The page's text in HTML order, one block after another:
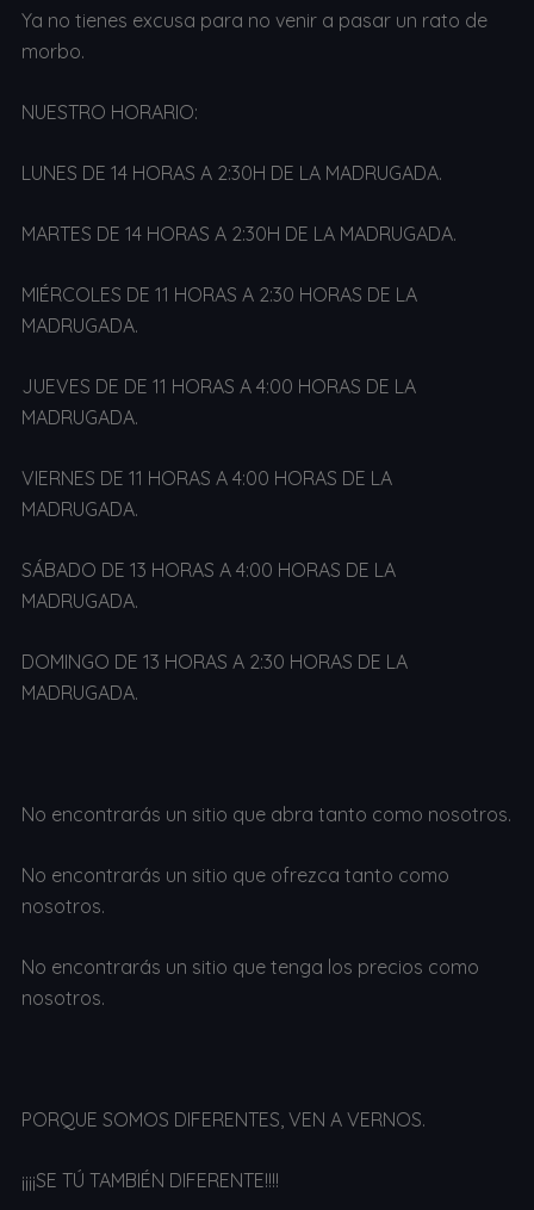
Ya no tienes excusa para no venir a pasar un rato de
morbo.
NUESTRO HORARIO:
LUNES DE 14 HORAS A 2:30H DE LA MADRUGADA.
MARTES DE 14 HORAS A 2:30H DE LA MADRUGADA.
MIÉRCOLES DE 11 HORAS A 2:30 HORAS DE LA
MADRUGADA.
JUEVES DE DE 11 HORAS A 4:00 HORAS DE LA
MADRUGADA.
VIERNES DE 11 HORAS A 4:00 HORAS DE LA
MADRUGADA.
SÁBADO DE 13 HORAS A 4:00 HORAS DE LA
MADRUGADA.
DOMINGO DE 13 HORAS A 2:30 HORAS DE LA
MADRUGADA.
No encontrarás un sitio que abra tanto como nosotros.
No encontrarás un sitio que ofrezca tanto como
nosotros.
No encontrarás un sitio que tenga los precios como
nosotros.
PORQUE SOMOS DIFERENTES, VEN A VERNOS.
¡¡¡¡SE TÚ TAMBIÉN DIFERENTE!!!!